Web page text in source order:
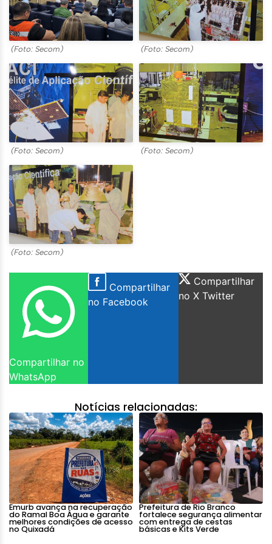
(Foto: Secom) (Foto: Secom)
(Foto: Secom) (Foto: Secom)
(Foto: Secom)
Compartilhar no
WhatsApp
Compartilhar
no Facebook
Compartilhar
no X Twitter
Notícias relacionadas:
Emurb avança na recuperação
do Ramal Boa Água e garante
melhores condições de acesso
no Quixadá
Prefeitura de Rio Branco
fortalece segurança alimentar
com entrega de cestas
básicas e Kits Verde